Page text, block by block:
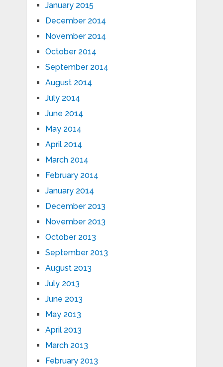
January 2015
December 2014
November 2014
October 2014
September 2014
August 2014
July 2014
June 2014
May 2014
April 2014
March 2014
February 2014
January 2014
December 2013
November 2013
October 2013
September 2013
August 2013
July 2013
June 2013
May 2013
April 2013
March 2013
February 2013